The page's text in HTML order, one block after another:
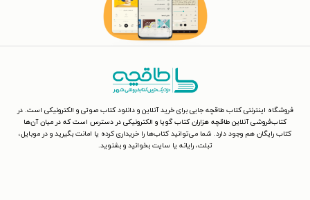
فروشگاه اینترنتی کتاب طاقچه جایی برای خرید آنلاین و دانلود کتاب صوتی و الکترونیکی است. در
کتاب‌فروشی آنلاین طاقچه هزاران کتاب گویا و الکترونیکی در دسترس است که در میان آن‌ها
کتاب رایگان هم وجود دارد. شما می‌توانید کتاب‌ها را خریداری کرده یا امانت بگیرید و در موبایل،
تبلت، رایانه یا سایت بخوانید و بشنوید.